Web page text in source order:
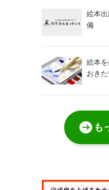
絵本
備
絵本
おき
も